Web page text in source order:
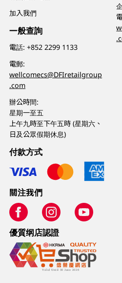
加入我們
一般查詢
電話:+852 2299 1133
電郵:
wellcomecs@DFIretailgroup
.com
辦公時間:
星期一至五
上午九時至下午五時 (星期六、
日及公眾假期休息)
付款方式
關注我們
優質纲店認證